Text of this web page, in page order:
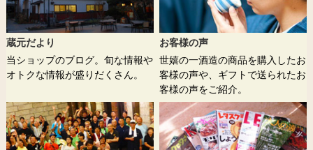
蔵元だより
当ショップのブログ。旬な情報や
オトクな情報が盛りだくさん。
お客様の声
世嬉の一酒造の商品を購入したお
客様の声や、ギフトで送られたお
客様の声をご紹介。